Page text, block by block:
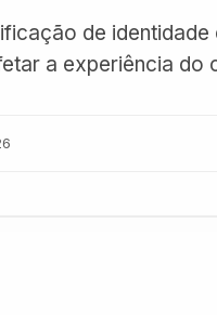
de identidade
a experiência do